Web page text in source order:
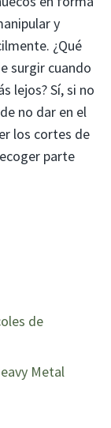
y
¿Qué
surgir cuando
lejos? Sí, si no
no dar en el
los cortes de
parte
de
Metal